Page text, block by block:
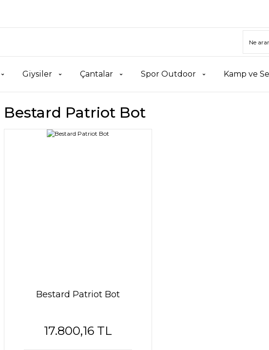
Giysiler Çantalar Spor Outdoor Kamp ve
Bestard Patriot Bot
Bestard Patriot Bot
17.800,16 TL